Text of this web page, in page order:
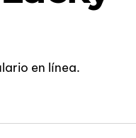
en línea.